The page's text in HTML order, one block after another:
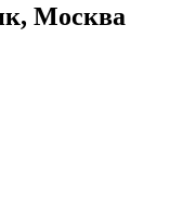
Москва